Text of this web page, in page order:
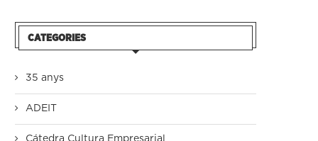
CATEGORIES
35 anys
ADEIT
Cátedra Cultura Empresarial